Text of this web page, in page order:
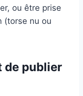
ou être prise
(torse nu ou
de publier